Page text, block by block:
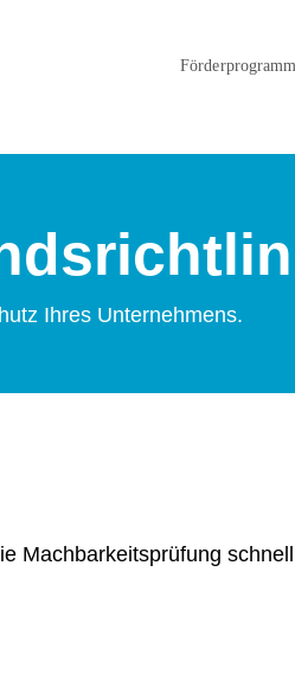
Ihres Unternehmens.
Machbarkeitsprüfung